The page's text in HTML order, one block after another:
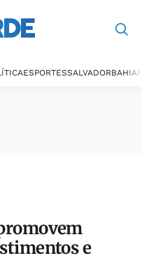
ESPORTESSALVADORBAHIA
e